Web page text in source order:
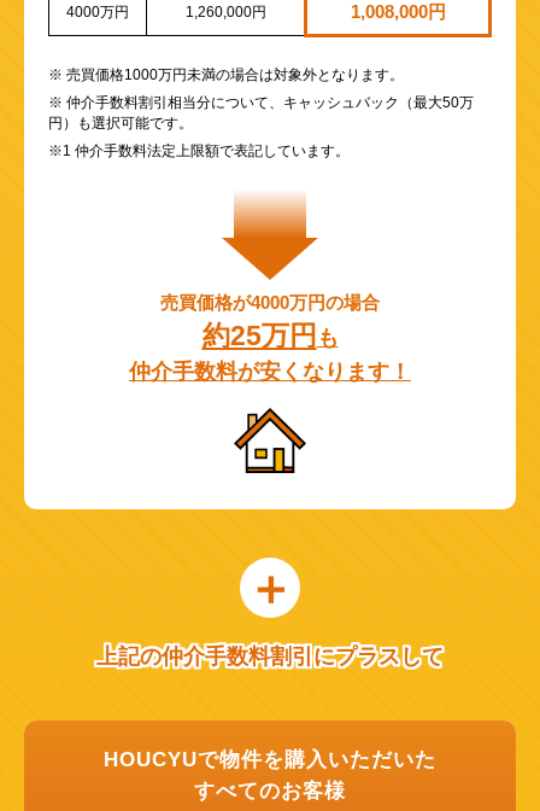
4000万円 1,260,000円 1,008,000円
※ 売買価格1000万円未満の場合は対象外となります。
※ 仲介手数料割引相当分について、キャッシュバック（最大50万
円）も選択可能です。
※1 仲介手数料法定上限額で表記しています。
売買価格が4000万円の場合
約25万円 も
仲介手数料が安くなります！
上記の仲介手数料割引にプラスして
HOUCYUで物件を購入いただいた
すべてのお客様